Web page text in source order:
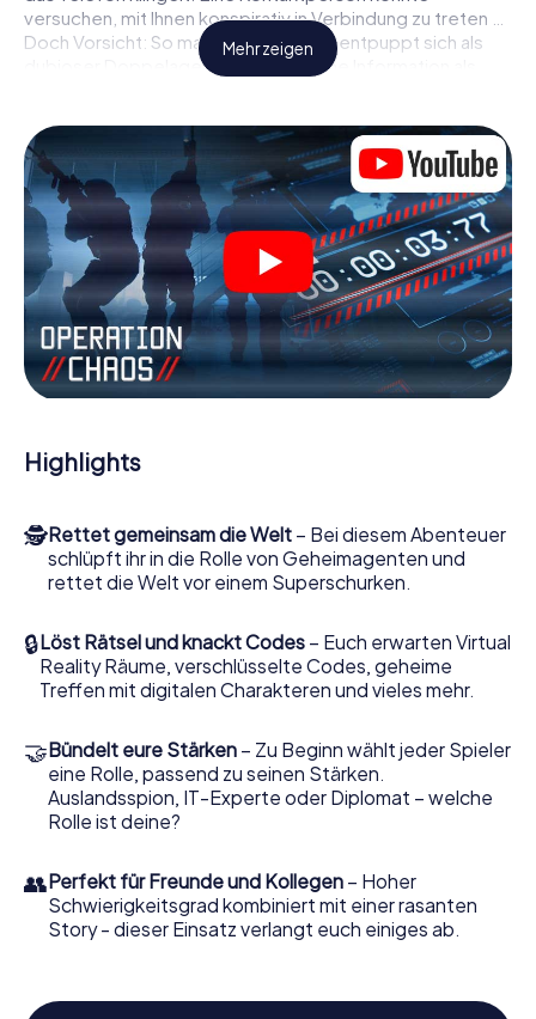
versuchen, mit Ihnen konspirativ in Verbindung zu treten …
Doch Vorsicht: So mancher Informant entpuppt sich als
dubioser Doppelagent und so manche Information als
Sie niemandem!
Anders als in einem klassischen Escape Room in Lalín sind
Sie also nicht in ein Zimmer eingesperrt, aus dem Sie sich
in einem vorgegebenen Zeitfenster befreien müssen.
Diese Smartphone Schnitzeljagd erklärt ganz Lalín zu Ihrem
persönlichen Spielfeld! Die technische Voraussetzung für
Ihr Agentenabenteuer in Lalín: Ein Smartphone mit Zugang
ins mobile Internet. Per Klick erhalten Sie Zugang zu
unserer Web-App. Sie brauchen nichts zu installieren, um
sich von interaktiven Videos, kniffligen Minigames und
vielen weiteren Features mitten ins Geschehen ziehen zu
Arbeiten Sie im Team zusammen, hören Sie feindliche
Team mit allen Wassern gewaschen sein, um die
Bösewichte aufzuhalten. Im Gegensatz zu James Bond
und Co. werden Sie jedoch nicht zu stillen Helden: Sie
erhalten Zugang zu Ihrer ganz persönlichen Bildergalerie.
Das myCityHunt Escape Game macht Lalín zu Ihrem ganz
persönlichen Erlebnisspielplatz. Holen Sie sich Ihre
Mehr zeigen
Highlights
🕵Rettet gemeinsam die Welt – Bei diesem Abenteuer
schlüpft ihr in die Rolle von Geheimagenten und
rettet die Welt vor einem Superschurken.
🔒Löst Rätsel und knackt Codes – Euch erwarten Virtual
Reality Räume, verschlüsselte Codes, geheime
Treffen mit digitalen Charakteren und vieles mehr.
🤝Bündelt eure Stärken – Zu Beginn wählt jeder Spieler
eine Rolle, passend zu seinen Stärken.
Auslandsspion, IT-Experte oder Diplomat – welche
Rolle ist deine?
👥Perfekt für Freunde und Kollegen – Hoher
Schwierigkeitsgrad kombiniert mit einer rasanten
Story - dieser Einsatz verlangt euch einiges ab.